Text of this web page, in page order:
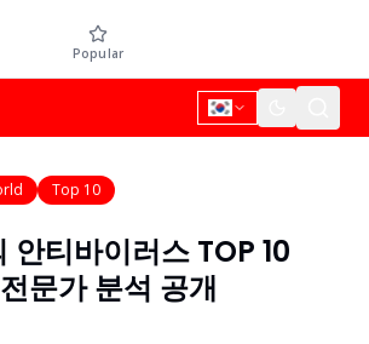
Popular
Top 10
안티바이러스 TOP 10
문가 분석 공개